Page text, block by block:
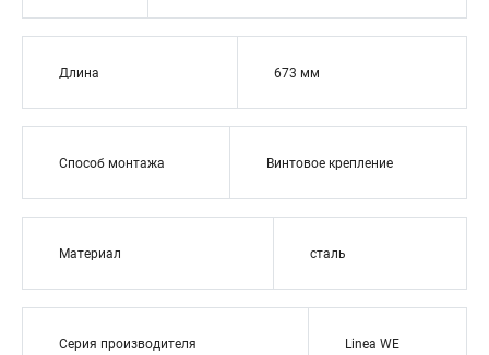
Длина 673 мм
Способ монтажа Винтовое крепление
Материал сталь
Серия производителя Linea WE